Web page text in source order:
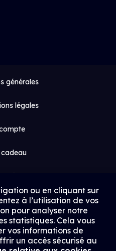
générales
légales
médias
un film
Uptrack
ou en cliquant sur
à l’utilisation de vos
pour analyser notre
statistiques. Cela vous
vos informations de
un accès sécurisé au